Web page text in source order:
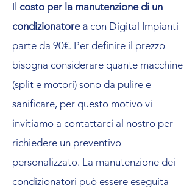
Il costo per la manutenzione di un
condizionatore a con Digital Impianti
parte da 90€. Per definire il prezzo
bisogna considerare quante macchine
(split e motori) sono da pulire e
sanificare, per questo motivo vi
invitiamo a contattarci al nostro per
richiedere un preventivo
personalizzato. La manutenzione dei
condizionatori può essere eseguita